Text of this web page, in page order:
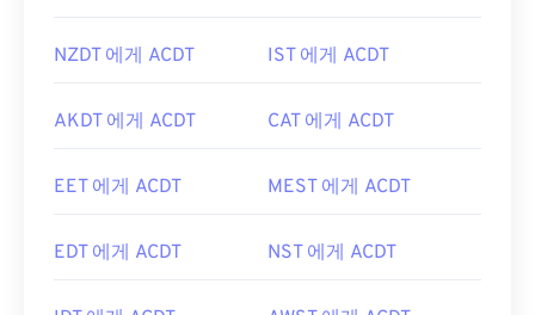
NZDT 에게 ACDT IST 에게 ACDT
AKDT 에게 ACDT CAT 에게 ACDT
EET 에게 ACDT MEST 에게 ACDT
EDT 에게 ACDT NST 에게 ACDT